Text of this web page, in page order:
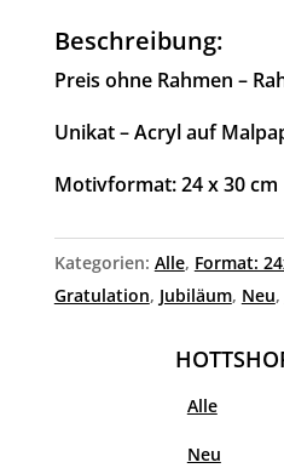
Servier-
Rabe
t
e
a
i
e
Beschreibung:
Preis ohne Rahmen –
Unikat – Acryl auf
Motivformat: 24 x 30 cm
Kategorien: Alle, Format:
Gratulation, Jubiläum, Neu,
Alle
Neu